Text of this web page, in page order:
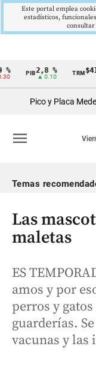
Cintillo
Colombia
PIB2,8 %
▲ 0.10
TRM
Pico y Placa
menu
Temas
Las
maletas
ES
amos y por
perros y
guarderías.
vacunas y las
Este portal emplea
estadísticos,